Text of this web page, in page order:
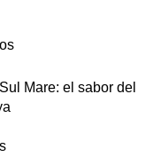
Mare: el sabor del